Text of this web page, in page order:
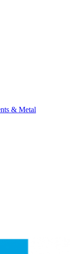
& Metal